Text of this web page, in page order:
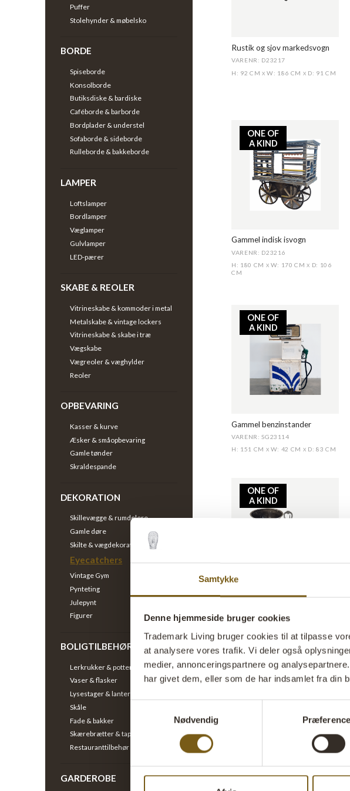
Samtykke
Denne hjemmeside bruger cookies
Trademark Living bruger cookies til at tilpasse
at analysere vores trafik. Vi deler også
medier, annonceringspartnere og
har givet dem, eller som de har indsamlet fra din
Nødvendig
Puffer
Stolehynder & møbelsko
BORDE
Spiseborde
Konsolborde
Butiksdiske & bardiske
Caféborde & barborde
Bordplader & understel
Sofaborde & sideborde
Rulleborde & bakkeborde
LAMPER
Loftslamper
Bordlamper
Væglamper
Gulvlamper
LED-pærer
SKABE & REOLER
Vitrineskabe & kommoder i metal
Metalskabe & vintage lockers
Vitrineskabe & skabe i træ
Vægskabe
Vægreoler & væghylder
Reoler
OPBEVARING
Kasser & kurve
Æsker & småopbevaring
Gamle tønder
Skraldespande
DEKORATION
Skillevægge & rumdelere
Gamle døre
Skilte & vægdekoration
Eyecatchers
Vintage Gym
Pynteting
Julepynt
Figurer
BOLIGTILBEHØR
Lerkrukker & potter
Vaser & flasker
Lysestager & lanterner
Skåle
Fade & bakker
Skærebrætter & tapasbrætter
Restauranttilbehør
GARDEROBE
Rustik og sjov markedsvogn
VARENR: D23217
H: 92 CM X W: 186 CM X D: 91 CM
ONE OF
A KIND
Gammel indisk isvogn
VARENR: D23216
H: 180 CM X W: 170 CMX D: 106
CM
ONE OF
A KIND
Gammel benzinstander
VARENR: SG23114
H: 151 CM X W: 42 CM X D: 83 CM
ONE OF
A KIND
Smuk gammel bordvægt
H: 29 CMXW: 46 CM